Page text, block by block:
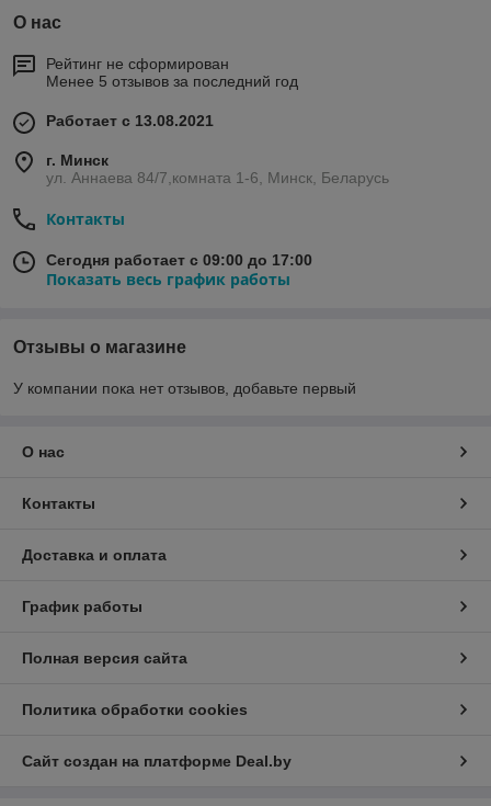
О нас
Рейтинг не сформирован
Менее 5 отзывов за последний год
Работает с 13.08.2021
г. Минск
ул. Аннаева 84/7,комната 1-6, Минск, Беларусь
Контакты
Сегодня работает с 09:00 до 17:00
Показать весь график работы
Отзывы о магазине
У компании пока нет отзывов, добавьте первый
О нас
Контакты
Доставка и оплата
График работы
Полная версия сайта
Политика обработки cookies
Сайт создан на платформе Deal.by